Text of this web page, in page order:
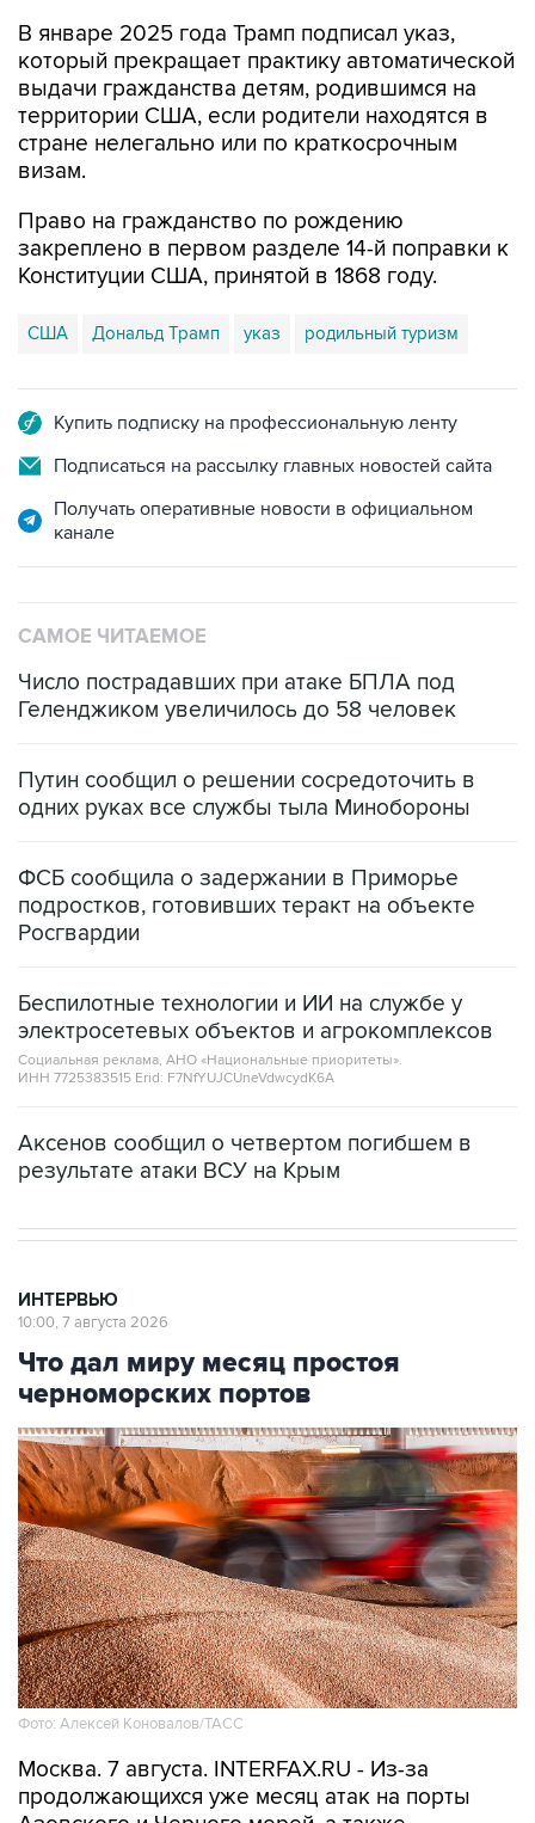
В январе 2025 года Трамп подписал указ,
который прекращает практику автоматической
выдачи гражданства детям, родившимся на
территории США, если родители находятся в
стране нелегально или по краткосрочным
визам.
Право на гражданство по рождению
закреплено в первом разделе 14-й поправки к
Конституции США, принятой в 1868 году.
США Дональд Трамп указ родильный туризм
Купить подписку на профессиональную ленту
Подписаться на рассылку главных новостей сайта
Получать оперативные новости в официальном
канале
САМОЕ ЧИТАЕМОЕ
Число пострадавших при атаке БПЛА под
Геленджиком увеличилось до 58 человек
Путин сообщил о решении сосредоточить в
одних руках все службы тыла Минобороны
ФСБ сообщила о задержании в Приморье
подростков, готовивших теракт на объекте
Росгвардии
Беспилотные технологии и ИИ на службе у
электросетевых объектов и агрокомплексов
Социальная реклама, АНО «Национальные приоритеты».
ИНН 7725383515 Erid: F7NfYUJCUneVdwcydK6A
Аксенов сообщил о четвертом погибшем в
результате атаки ВСУ на Крым
ИНТЕРВЬЮ
10:00, 7 августа 2026
Что дал миру месяц простоя
черноморских портов
Фото: Алексей Коновалов/ТАСС
Москва. 7 августа. INTERFAX.RU - Из-за
продолжающихся уже месяц атак на порты